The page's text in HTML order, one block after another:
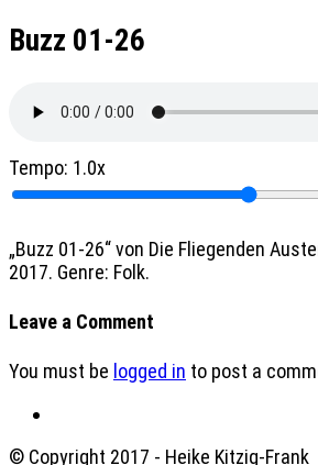
Buzz 01-26
Tempo: 1.0x
„Buzz 01-26“ von Die Fliegenden
2017. Genre: Folk.
Leave a Comment
You must be logged in to post a
© Copyright 2017 - Heike Kitzig-Frank